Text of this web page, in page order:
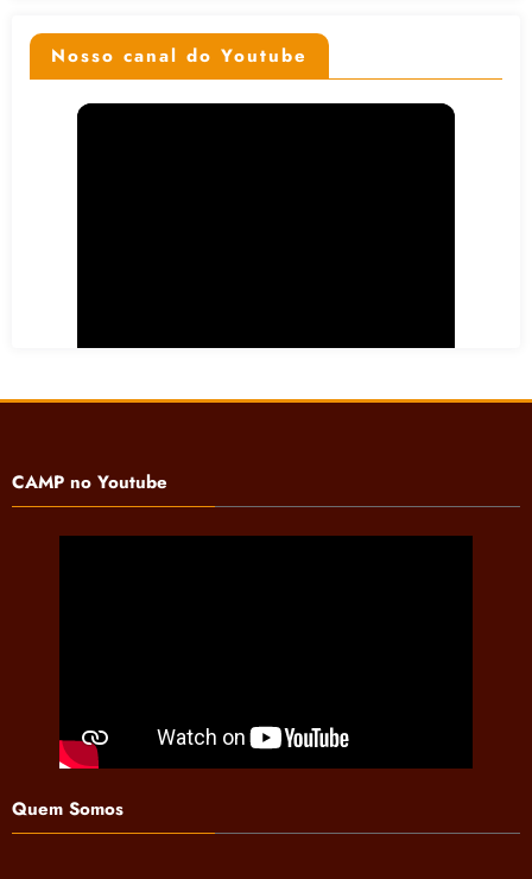
Nosso canal do Youtube
CAMP no Youtube
Quem Somos